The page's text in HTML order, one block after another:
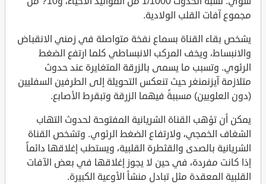
مجموع آفات القلب الولادية.
يشخص بقاء القناة بسماع نفخة متواصلة في زمني الانقباض
والانبساط، ويخف المركب الانبساطي كلما ارتفع الضغط
الرئوي. وتسبب ما يسمى بالزرقة المتغايرة عند حدوث
متلازمة آيزنمنغر حيث تنعكس التحويلة إلى الطرفين السفليين
(دون العلويين) مسببةً فيهما الزرقة وتبقرط الأصابع.
يمكن أن تؤهب القناة الشريانية المفتوحة لحدوث التهاب
الشغاف الخمجي، ولارتفاع الضغط الرئوي. وتشخص القناة
الشريانية بالصدى والقثطرة القلبية، ويستطب إغلاقها دائماً
إذا كانت مفردة، في حين لا يجوز إغلاقها في بعض الآفات
القلبية المعقدة مثل تبادل منشأ الأوعية الكبيرة.